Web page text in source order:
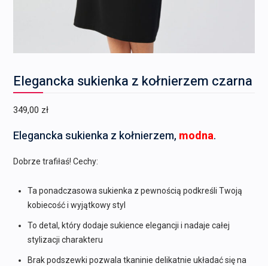
Elegancka sukienka z kołnierzem czarna
349,00 zł
Elegancka sukienka z kołnierzem, modna.
Dobrze trafiłaś! Cechy:
Ta ponadczasowa sukienka z pewnością podkreśli Twoją
kobiecość i wyjątkowy styl
To detal, który dodaje sukience elegancji i nadaje całej
stylizacji charakteru
Brak podszewki pozwala tkaninie delikatnie układać się na